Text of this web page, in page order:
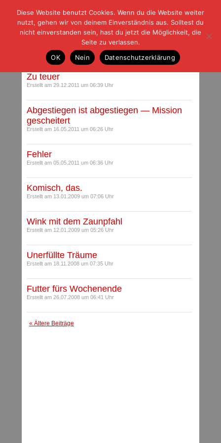
| | |BLOG-GFußball und der Rest
HOME|REGELN|IMPRESSUM |DATENSCHUTZ
Beiträge mit Schlagwort: Ochs
Zu teuer
Erstellt am 29.12.2011 um 06:39 Uhr
Abgestiegen ist abgestiegen — Mission
gescheitert
Erstellt am 16.05.2011 um 06:26 Uhr
Fehler
Erstellt am 05.05.2011 um 06:36 Uhr
Komisch, das.
Erstellt am 13.01.2009 um 07:06 Uhr
Wink mit dem Zaunpfahl
Erstellt am 12.01.2009 um 05:26 Uhr
Unerfüllte Träume
Erstellt am 18.11.2008 um 07:35 Uhr
Futter fürs Wochenende
Erstellt am 26.07.2008 um 06:41 Uhr
« Ältere Beiträge
Diese Website benutzt Cookies. Wenn du die Website weiter
nutzt, gehen wir von deinem Einverständnis aus. Solltest du
nicht einverstanden sein, hast du jetzt die Möglichkeit, die
Seite zu verlassen.
OK
Nein Datenschutzerklärung